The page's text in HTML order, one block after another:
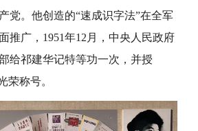
党。他创造的“速成识字法”在全军
推广，1951年12月，中央人民政府
给祁建华记特等功一次，并授
荣称号。